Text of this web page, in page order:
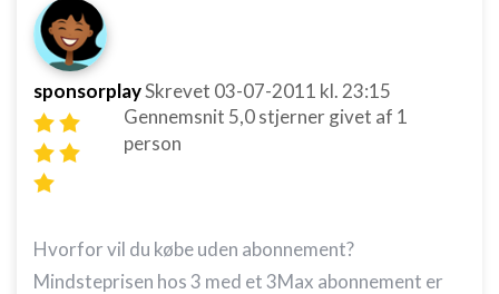
sponsorplaySkrevet 03-07-2011 kl. 23:15
Gennemsnit 5,0stjerner givet af 1
person
Hvorfor vil du købe uden abonnement?
Mindsteprisen hos 3 med et 3Max abonnement er